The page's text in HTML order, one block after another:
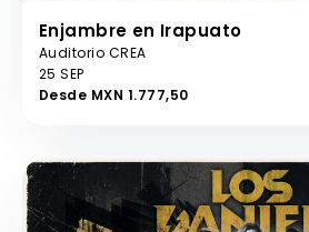
Enjambre en Irapuato
Auditorio CREA
25 SEP
Desde MXN 1.777,50